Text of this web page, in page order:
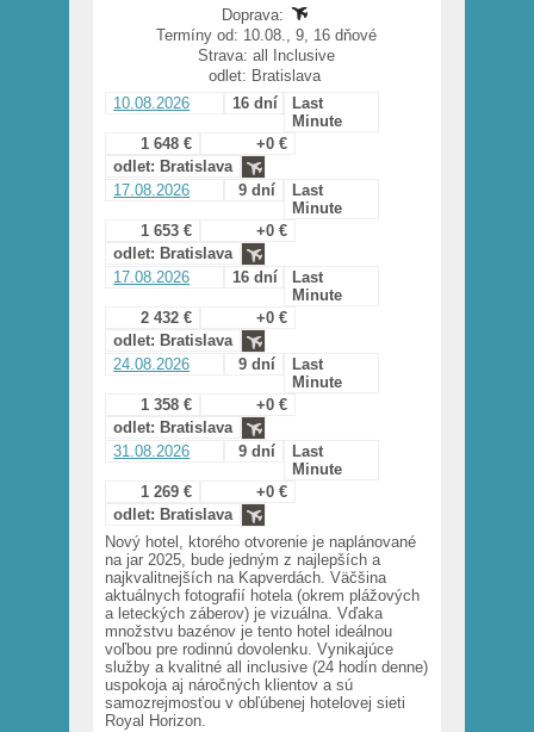
Doprava:
Termíny od: 10.08., 9, 16 dňové
Strava: all Inclusive
odlet: Bratislava
10.08.2026
16 dní
Last
Minute
1 648 €
+0 €
odlet: Bratislava
17.08.2026
9 dní
Last
Minute
1 653 €
+0 €
odlet: Bratislava
17.08.2026
16 dní
Last
Minute
2 432 €
+0 €
odlet: Bratislava
24.08.2026
9 dní
Last
Minute
1 358 €
+0 €
odlet: Bratislava
31.08.2026
9 dní
Last
Minute
1 269 €
+0 €
odlet: Bratislava
Nový hotel, ktorého otvorenie je naplánované
na jar 2025, bude jedným z najlepších a
najkvalitnejších na Kapverdách. Väčšina
aktuálnych fotografií hotela (okrem plážových
a leteckých záberov) je vizuálna. Vďaka
množstvu bazénov je tento hotel ideálnou
voľbou pre rodinnú dovolenku. Vynikajúce
služby a kvalitné all inclusive (24 hodín denne)
uspokoja aj náročných klientov a sú
samozrejmosťou v obľúbenej hotelovej sieti
Royal Horizon.